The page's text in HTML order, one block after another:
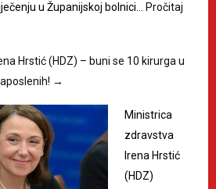
u Županijskoj bolnici… Pročitaj
Hrstić (HDZ) – buni se 10 kirurga u
→
Ministrica
zdravstva
Irena Hrstić
(HDZ)